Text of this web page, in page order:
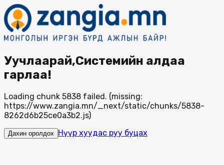
Уучлаарай,Системийн алдаа
гарлаа!
Loading chunk 5838 failed. (missing:
https://www.zangia.mn/_next/static/chunks/5838-
8262d6b25ce0a3b2.js)
Дахин оролдох Нүүр хуудас руу буцах